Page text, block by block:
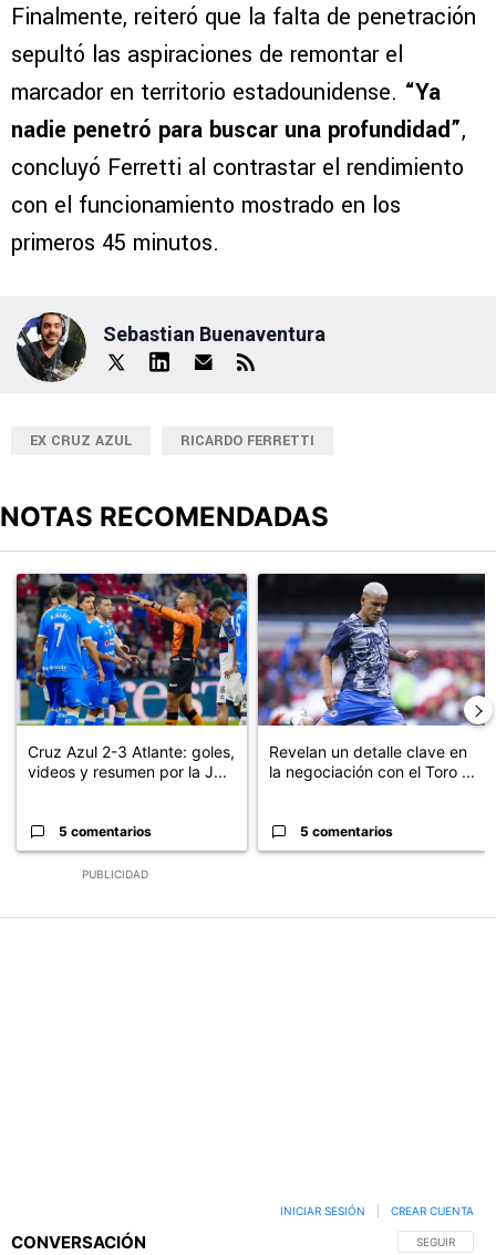
Finalmente, reiteró que la falta de penetración
sepultó las aspiraciones de remontar el
marcador en territorio estadounidense. “Ya
nadie penetró para buscar una profundidad”,
concluyó Ferretti al contrastar el rendimiento
con el funcionamiento mostrado en los
primeros 45 minutos.
Sebastian Buenaventura
EX CRUZ AZUL RICARDO FERRETTI
NOTAS RECOMENDADAS
PUBLICIDAD
Un artículo de tendencia con el título "Cruz Azul 2-3 Atlante:
Cruz Azul 2-3 Atlante: goles,
videos y resumen por la J...
5 comentarios
Un artículo de tendencia con
Revelan un detalle clave en
la negociación con el Toro ...
5 comentarios
CONVERSACIÓN SIGA ESTA
SEGUIR
INICIAR SESIÓN CREAR CUENTA